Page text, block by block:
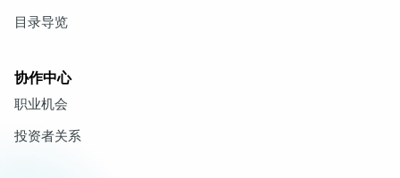
目录导览
协作中心
职业机会
投资者关系